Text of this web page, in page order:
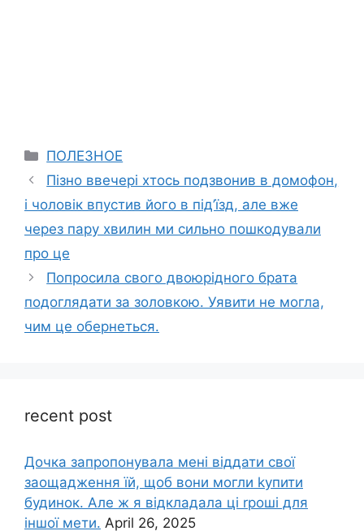
Categories
ПОЛЕЗНОЕ
Пізно ввечері хтось подзвонив в домофон,
і чоловік впустив його в під’їзд, але вже
через пару хвилин ми сильно пошкодували
про це
Попросила свого двоюрідного брата
подоглядати за золовкою. Уявити не могла,
чим це обернеться.
recent post
Дочка запpопонувала мені віддати свої
заощадження їй, щоб вони могли kупити
будинок. Але ж я відкладала ці rроші для
іншої мети. April 26, 2025